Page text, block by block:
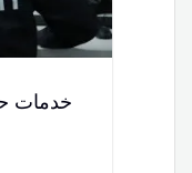
خدمات